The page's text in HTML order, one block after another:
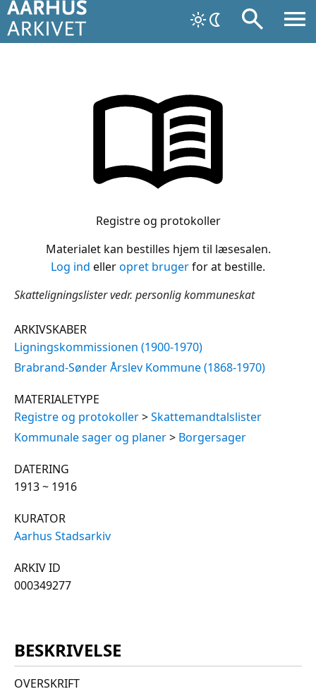
Registre og protokoller
Materialet kan bestilles hjem til læsesalen.
Log ind elleropret brugerfor at bestille.
Skatteligningslister vedr. personlig kommuneskat
ARKIVSKABER
Ligningskommissionen (1900-1970)
Brabrand-Sønder Årslev Kommune (1868-1970)
MATERIALETYPE
Registre og protokoller>Skattemandtalslister
Kommunale sager og planer> Borgersager
DATERING
1913 ~ 1916
KURATOR
Aarhus Stadsarkiv
ARKIV ID
000349277
BESKRIVELSE
OVERSKRIFT